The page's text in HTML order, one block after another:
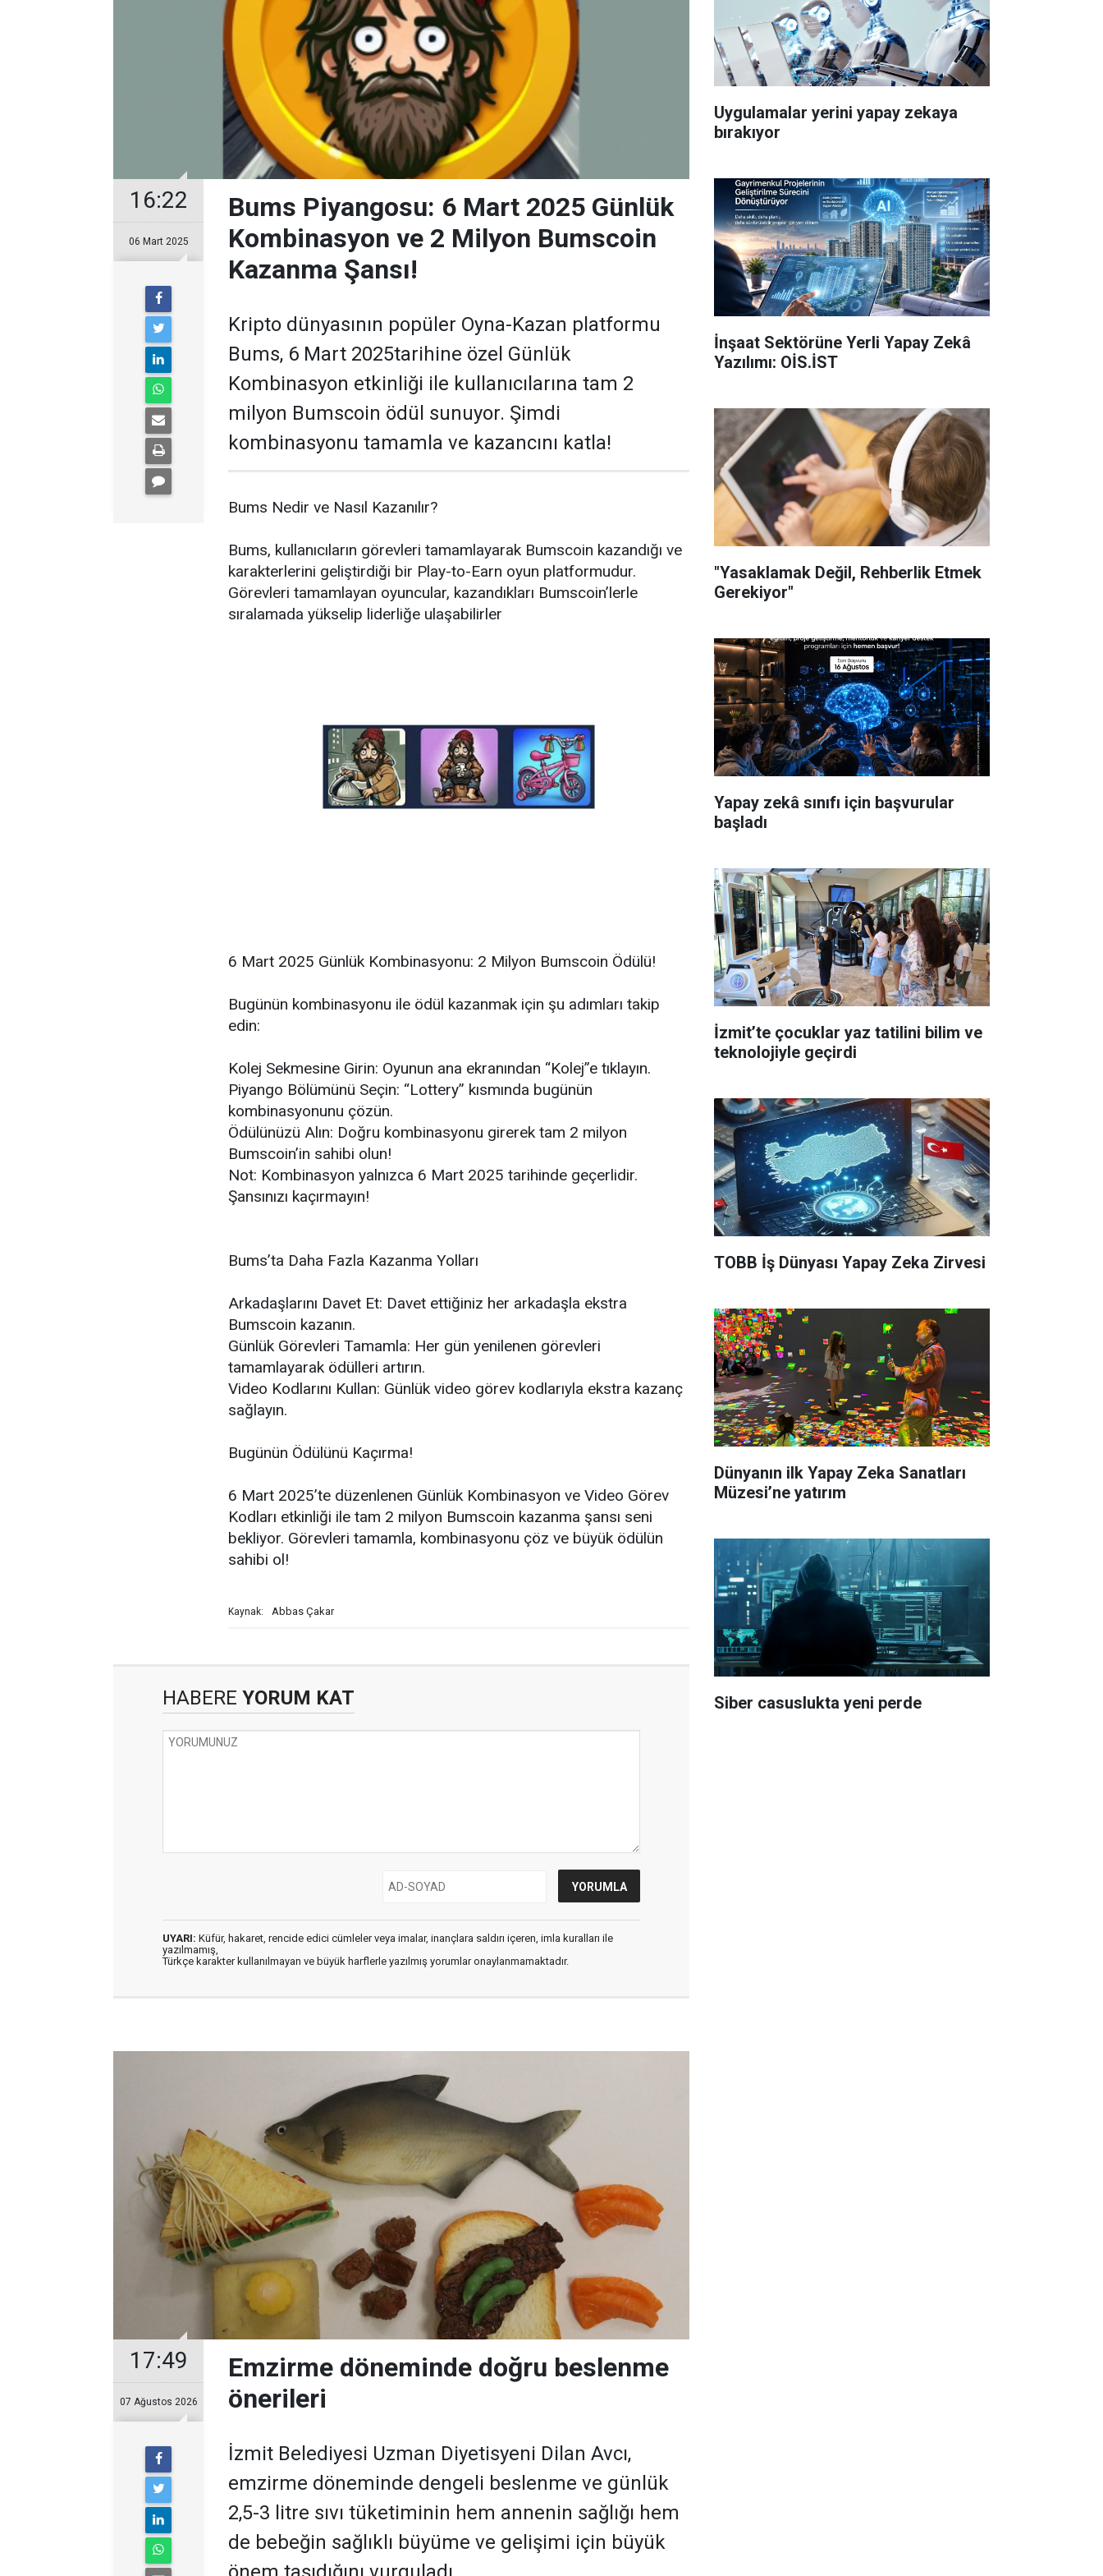
16:22
06 Mart 2025
Bums Piyangosu: 6 Mart 2025 Günlük
Kombinasyon ve 2 Milyon Bumscoin
Kazanma Şansı!
Kripto dünyasının popüler Oyna-Kazan platformu
Bums, 6 Mart 2025tarihine özel Günlük
Kombinasyon etkinliği ile kullanıcılarına tam 2
milyon Bumscoin ödül sunuyor. Şimdi
kombinasyonu tamamla ve kazancını katla!
Bums Nedir ve Nasıl Kazanılır?
Bums, kullanıcıların görevleri tamamlayarak Bumscoin kazandığı ve
karakterlerini geliştirdiği bir Play-to-Earn oyun platformudur.
Görevleri tamamlayan oyuncular, kazandıkları Bumscoin’lerle
sıralamada yükselip liderliğe ulaşabilirler
6 Mart 2025 Günlük Kombinasyonu: 2 Milyon Bumscoin Ödülü!
Bugünün kombinasyonu ile ödül kazanmak için şu adımları takip
edin:
Kolej Sekmesine Girin: Oyunun ana ekranından “Kolej”e tıklayın.
Piyango Bölümünü Seçin: “Lottery” kısmında bugünün
kombinasyonunu çözün.
Ödülünüzü Alın: Doğru kombinasyonu girerek tam 2 milyon
Bumscoin’in sahibi olun!
Not: Kombinasyon yalnızca 6 Mart 2025 tarihinde geçerlidir.
Şansınızı kaçırmayın!
Bums’ta Daha Fazla Kazanma Yolları
Arkadaşlarını Davet Et: Davet ettiğiniz her arkadaşla ekstra
Bumscoin kazanın.
Günlük Görevleri Tamamla: Her gün yenilenen görevleri
tamamlayarak ödülleri artırın.
Video Kodlarını Kullan: Günlük video görev kodlarıyla ekstra kazanç
sağlayın.
Bugünün Ödülünü Kaçırma!
6 Mart 2025’te düzenlenen Günlük Kombinasyon ve Video Görev
Kodları etkinliği ile tam 2 milyon Bumscoin kazanma şansı seni
bekliyor. Görevleri tamamla, kombinasyonu çöz ve büyük ödülün
sahibi ol!
Kaynak: Abbas Çakar
HABERE YORUM KAT
UYARI: Küfür, hakaret, rencide edici cümleler veya imalar, inançlara saldırı içeren, imla kuralları ile
yazılmamış,
Türkçe karakter kullanılmayan ve büyük harflerle yazılmış yorumlar onaylanmamaktadır.
17:49
07 Ağustos 2026
Emzirme döneminde doğru beslenme
önerileri
İzmit Belediyesi Uzman Diyetisyeni Dilan Avcı,
emzirme döneminde dengeli beslenme ve günlük
2,5-3 litre sıvı tüketiminin hem annenin sağlığı hem
de bebeğin sağlıklı büyüme ve gelişimi için büyük
Uygulamalar yerini yapay zekaya
bırakıyor
İnşaat Sektörüne Yerli Yapay Zekâ
Yazılımı: OİS.İST
"Yasaklamak Değil, Rehberlik Etmek
Gerekiyor"
Yapay zekâ sınıfı için başvurular
başladı
İzmit’te çocuklar yaz tatilini bilim ve
teknolojiyle geçirdi
TOBB İş Dünyası Yapay Zeka Zirvesi
Dünyanın ilk Yapay Zeka Sanatları
Müzesi’ne yatırım
Siber casuslukta yeni perde